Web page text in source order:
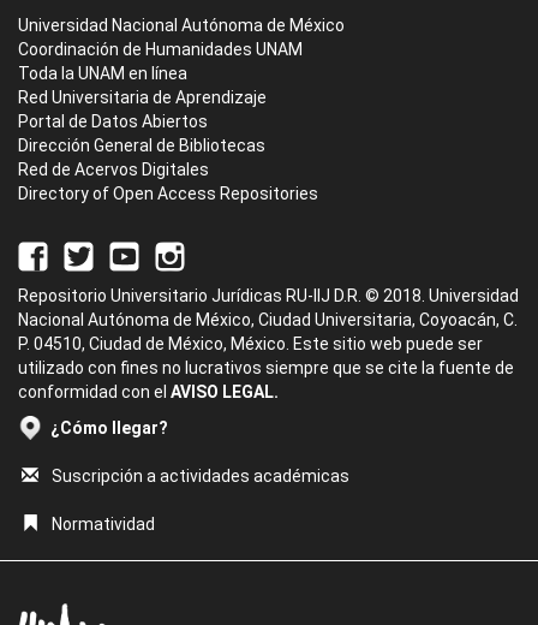
Universidad Nacional Autónoma de México
Coordinación de Humanidades UNAM
Toda la UNAM en línea
Red Universitaria de Aprendizaje
Portal de Datos Abiertos
Dirección General de Bibliotecas
Red de Acervos Digitales
Directory of Open Access Repositories
Repositorio Universitario Jurídicas RU-IIJ D.R. © 2018. Universidad
Nacional Autónoma de México, Ciudad Universitaria, Coyoacán, C.
P. 04510, Ciudad de México, México. Este sitio web puede ser
utilizado con fines no lucrativos siempre que se cite la fuente de
conformidad con el AVISO LEGAL.
¿Cómo llegar?
Suscripción a actividades académicas
Normatividad